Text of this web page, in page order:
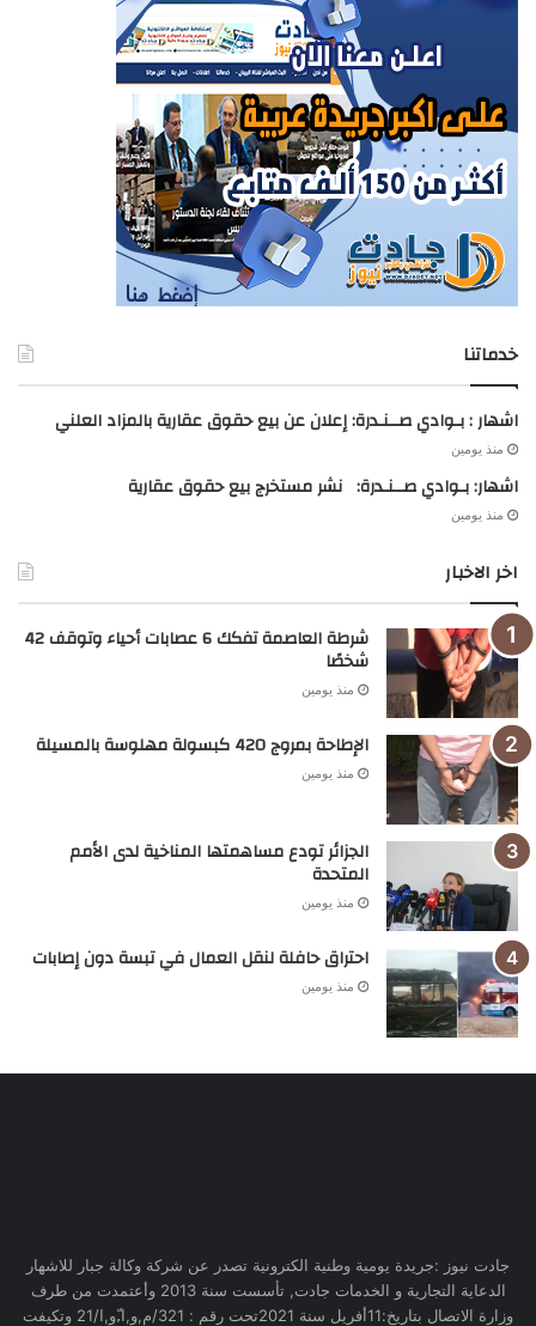
خدماتنا
اشهار : بـوادي صــنـدرة: إعلان عن بيع حقوق عقارية بالمزاد العلني
منذ يومين
اشهار: بـوادي صــنـدرة: نشر مستخرج بيع حقوق عقارية
منذ يومين
اخر الاخبار
شرطة العاصمة تفكك 6 عصابات أحياء وتوقف 42
شخصًا
منذ يومين
الإطاحة بمروج 420 كبسولة مهلوسة بالمسيلة
منذ يومين
الجزائر تودع مساهمتها المناخية لدى الأمم
المتحدة
منذ يومين
احتراق حافلة لنقل العمال في تبسة دون إصابات
منذ يومين
جادت نيوز :جريدة يومية وطنية الكترونية تصدر عن شركة وكالة جبار للاشهار
الدعاية التجارية و الخدمات جادت, تأسست سنة 2013 وأعتمدت من طرف
وزارة الاتصال بتاريخ:11أفريل سنة 2021تحت رقم : 321/م,و,ا,ّو,ا/21 وتكيفت